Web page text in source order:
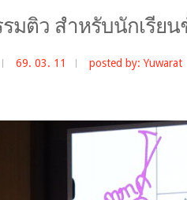
มติว สำหรับนักเรีย
69. 03. 11 posted by: Yuwarat